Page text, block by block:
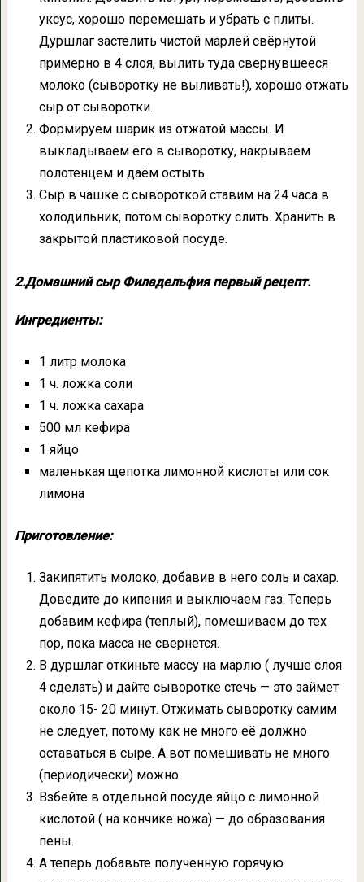
уксус, хорошо перемешать и убрать с плиты.
Дуршлаг застелить чистой марлей свёрнутой
примерно в 4 слоя, вылить туда свернувшееся
молоко (сыворотку не выливать!), хорошо отжать
сыр от сыворотки.
Формируем шарик из отжатой массы. И
выкладываем его в сыворотку, накрываем
полотенцем и даём остыть.
Сыр в чашке с сывороткой ставим на 24 часа в
холодильник, потом сыворотку слить. Хранить в
закрытой пластиковой посуде.
2.Домашний сыр Филадельфия первый рецепт.
Ингредиенты:
1 литр молока
1 ч. ложка соли
1 ч. ложка сахара
500 мл кефира
1 яйцо
маленькая щепотка лимонной кислоты или сок
лимона
Приготовление:
Закипятить молоко, добавив в него соль и сахар.
Доведите до кипения и выключаем газ. Теперь
добавим кефира (теплый), помешиваем до тех
пор, пока масса не свернется.
В дуршлаг откиньте массу на марлю ( лучше слоя
4 сделать) и дайте сыворотке стечь — это займет
около 15- 20 минут. Отжимать сыворотку самим
не следует, потому как не много её должно
оставаться в сыре. А вот помешивать не много
(периодически) можно.
Взбейте в отдельной посуде яйцо с лимонной
кислотой ( на кончике ножа) — до образования
пены.
А теперь добавьте полученную горячую